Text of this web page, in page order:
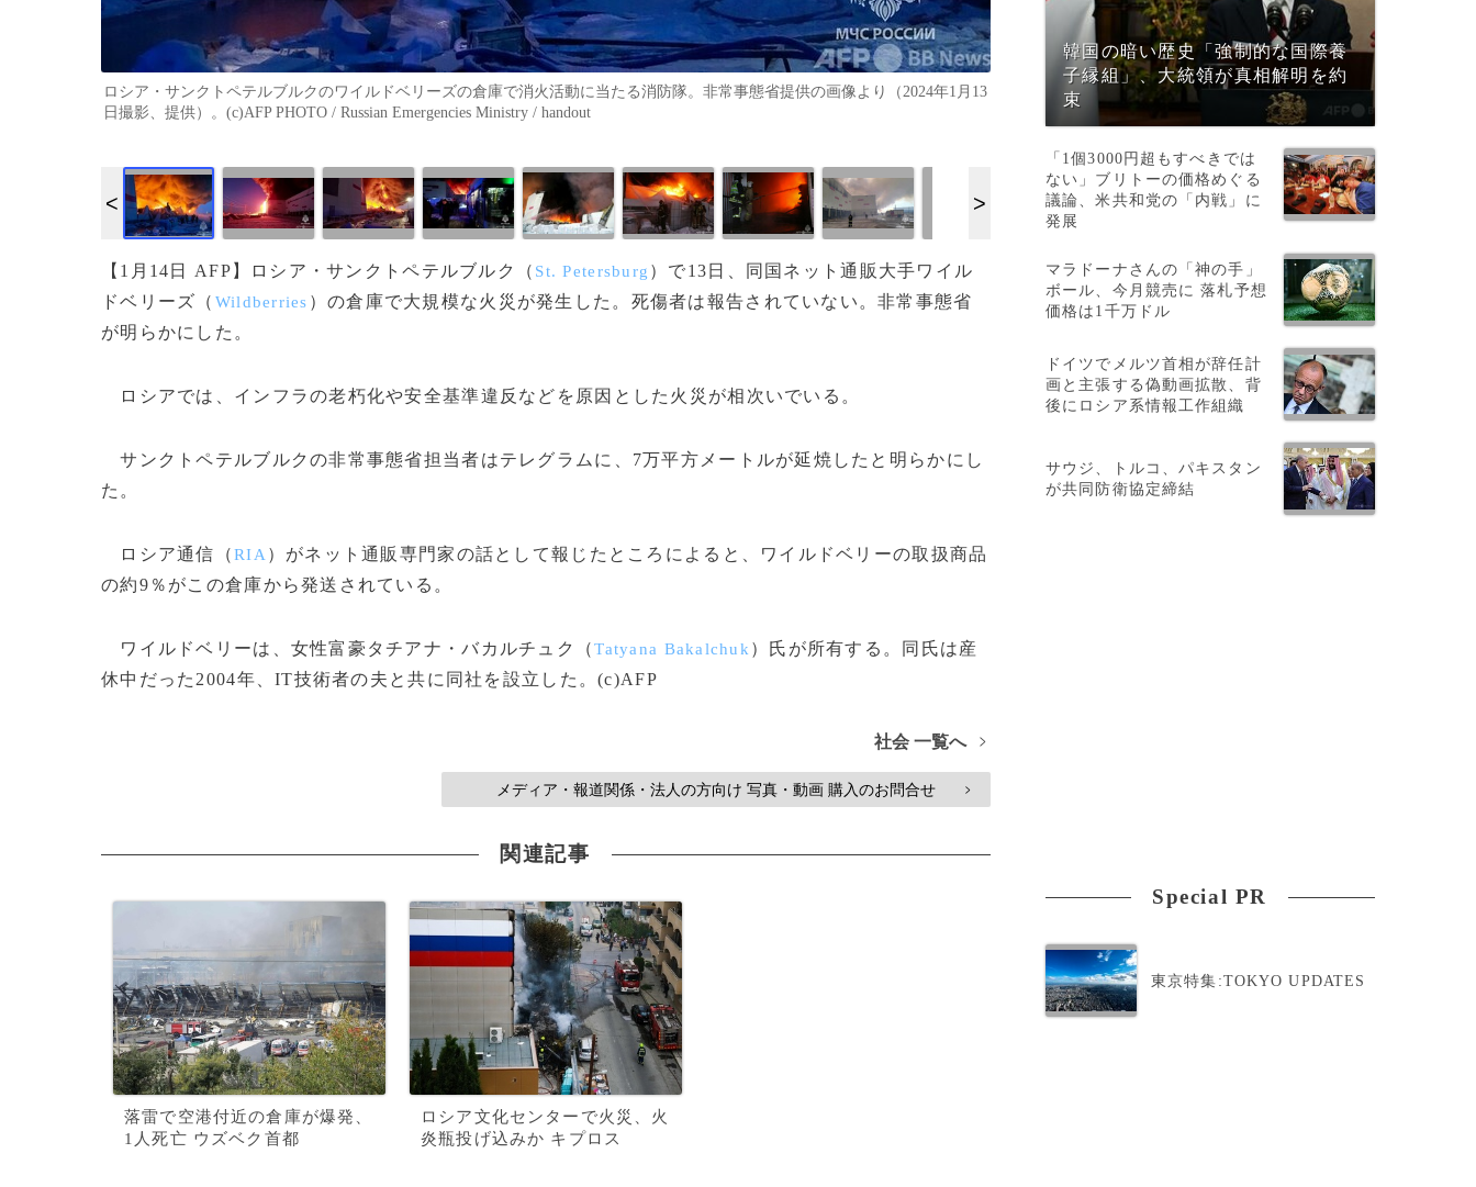
ロシア・サンクトペテルブルクのワイルドベリーズの倉庫で消火活動に当たる消防隊。非常事態省提供の画像より（2024年1月13
日撮影、提供）。(c)AFP PHOTO / Russian Emergencies Ministry / handout
【1月14日 AFP】ロシア・サンクトペテルブルク（ St. Petersburg ）で13日、同国ネット通販大手ワイル
ドベリーズ（ Wildberries ）の倉庫で大規模な火災が発生した。死傷者は報告されていない。非常事態省
が明らかにした。
ロシアでは、インフラの老朽化や安全基準違反などを原因とした火災が相次いでいる。
サンクトペテルブルクの非常事態省担当者はテレグラムに、7万平方メートルが延焼したと明らかにし
た。
ロシア通信（RIA ）がネット通販専門家の話として報じたところによると、ワイルドベリーの取扱商品
の約9％がこの倉庫から発送されている。
ワイルドベリーは、女性富豪タチアナ・バカルチュク（Tatyana Bakalchuk ）氏が所有する。同氏は産
休中だった2004年、IT技術者の夫と共に同社を設立した。(c)AFP
社会 一覧へ >
メディア・報道関係・法人の方向け 写真・動画 購入のお問合せ >
関連記事
落雷で空港付近の倉庫が爆発、
1人死亡 ウズベク首都
ロシア文化センターで火災、火
炎瓶投げ込みか キプロス
韓国の暗い歴史「強制的な国際養
子縁組」、大統領が真相解明を約
束
「1個3000円超もすべきでは
ない」ブリトーの価格めぐる
議論、米共和党の「内戦」に
発展
マラドーナさんの「神の手」
ボール、今月競売に 落札予想
価格は1千万ドル
ドイツでメルツ首相が辞任計
画と主張する偽動画拡散、背
後にロシア系情報工作組織
サウジ、トルコ、パキスタン
が共同防衛協定締結
Special PR
東京特集:TOKYO UPDATES